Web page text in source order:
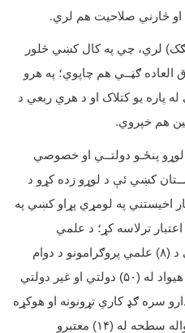
او څارني صلاحيت هم لري.
لري، چي په کال کښي څلور
العاده ګڼــي هم چاپوي؛ په هرو
پاره يو کتلاک او د هري ربعي د
هم خپروي.
لوړو پنځـو دولتــي او خصوصي
کښي ئې د لوړو زده کړو د
اخيستني په لومړي پړاو کښي په
ترلاسه کړ؛ د علمي
د (۸)
علمي پروګرامونو د دوام
له (۵۰)
دولتي او غیر دولتي
سره ګډ کاري تړونونه او هوکړه
سطحه له (۱۴)
معتبرو